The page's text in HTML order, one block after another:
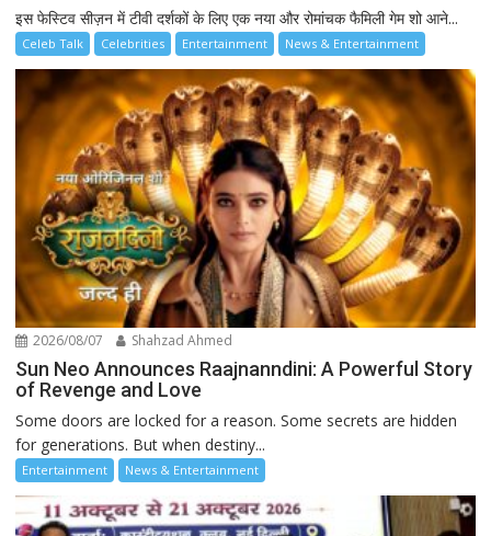
इस फेस्टिव सीज़न में टीवी दर्शकों के लिए एक नया और रोमांचक फैमिली गेम शो आने...
Celeb Talk Celebrities Entertainment News & Entertainment
2026/08/07 Shahzad Ahmed
Sun Neo Announces Raajnanndini: A Powerful Story
of Revenge and Love
Some doors are locked for a reason. Some secrets are hidden
for generations. But when destiny...
Entertainment News & Entertainment